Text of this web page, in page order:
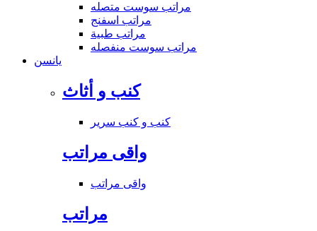
مراتب سوست متصله
مراتب اسفنج
مراتب طبية
مراتب سوست منفصله
يانسن
كنب و أثاث
كنب و كنب سرير
واقى مراتب
واقى مراتب
مراتب